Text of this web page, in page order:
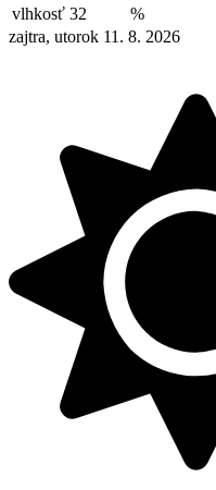
vlhkosť 32
%
zajtra, utorok 11. 8. 2026